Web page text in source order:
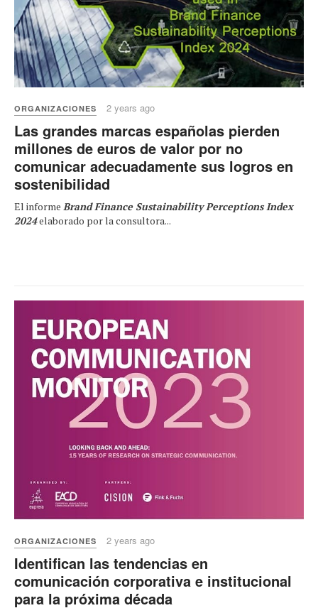
ORGANIZACIONES 2 years ago
Las grandes marcas españolas pierden
millones de euros de valor por no
comunicar adecuadamente sus logros en
sostenibilidad
El informe Brand Finance Sustainability Perceptions Index
2024elaborado por la consultora...
ORGANIZACIONES 2 years ago
Identifican las tendencias en
comunicación corporativa e institucional
para la próxima década